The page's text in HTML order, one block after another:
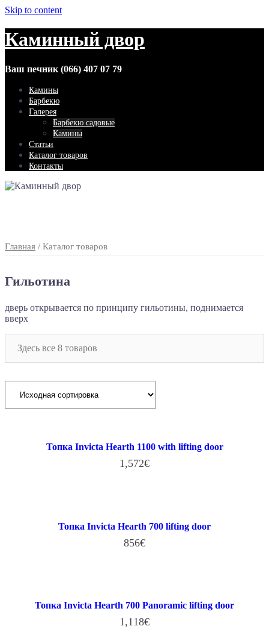
Skip to content
Каминный двор
Ваш печник (066) 407 07 79
Камины
Барбекю
Галерея
Барбекю садовые
Камины
Статьи
Каталог товаров
Контакты
Главная / Каталог товаров
Гильотина
дверь открывается по принципу гильотины, поднимается
вверх
Здесь все 8 товаров
Топка Invicta Hearth 1100 with lifting door
1,572€
Топка Invicta Hearth 700 lifting door
856€
Топка Invicta Hearth 700 Panoramic lifting door
1,118€